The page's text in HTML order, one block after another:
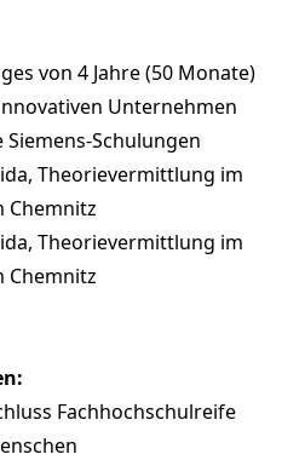
von 4 Jahre (50 Monate)
Unternehmen
Schulungen
Theorievermittlung im
Chemnitz
Theorievermittlung im
Chemnitz
Fachhochschulreife